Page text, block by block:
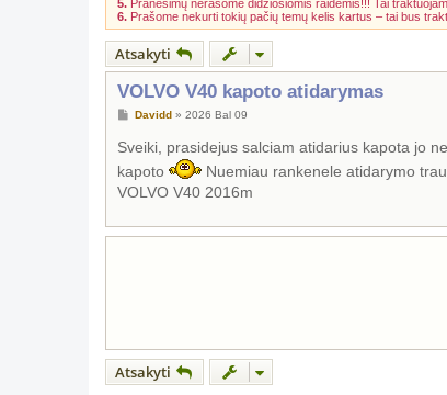
5. Pranešimų nerašome didžiosiomis raidėmis!!! Tai
6. Prašome nekurti tokių pačių temų kelis kartus – tai bus
Atsakyti
VOLVO V40 kapoto atidarymas
S
n
a
r
Davidd» 2026 Bal 09
Sveiki, prasidejus salciam atidarius kapota jo
kapoto
Nuemiau rankenele atidarymo
VOLVO V40 2016m
Atsakyti